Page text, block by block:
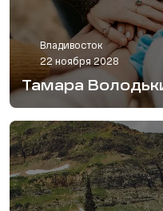
Владивосток
22 ноября 2028
Тамара